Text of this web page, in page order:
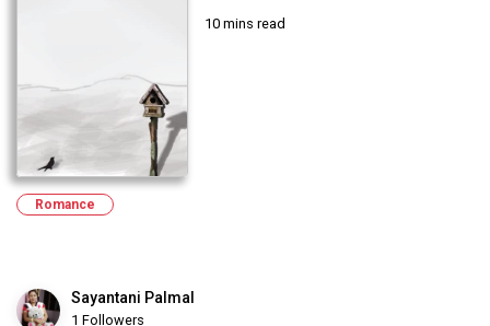
10 mins read
Romance
Sayantani Palmal
1 Followers